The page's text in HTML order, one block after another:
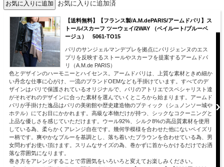
お気に入りに追加済
【送料無料】【フランス製/A.M.dePARIS/アームドパリ】ス
トール/スカーフ ツーウェイ/2WAY （ベイルート/ブルーベ
ージュ） 5061-TO15
パリのサンジェルマンデプレを拠点にパリジェンヌのエス
プリを反映するストールやスカーフを提案するアームドパ
リ（A.M.de PARIS）
色とデザインのハーモニーとハイセンス。アームドパリは、上質な素材ときめ細か
い丹念な仕事に心がけ、一流のブランドOEMなども手掛けています。すべてのデ
ザインはパリで保護されているオリジナルで、パリのアトリエでスペシャリスト達
がそれぞれのデザインに合った素材を選んでいくところから始まります。アームド
パリが手掛けた逸品はパリの美術館や歴史建造物のブティック（シュノンソー城や
ホテル）にてお目にかかれます。高級な本物だけが持つ、シックなコクーニングと
上品な優しさを感じていただけます。ウール92%、シルク8%の高品質素材を使用
している為、柔らかくアレンジ自在です。幾何学模様を合わせた他にないペイズリ
ー柄です。爽やかなブルーを基調とし、落ち着いたブラウンを合わせている為、男
女問わずお使い頂けます。スリムなサイズの為、巻かずに首からかけるだけでお洒
落な雰囲気になります。
巻き方をアレンジすることで雰囲気をいろいろと変えてお楽しみください。